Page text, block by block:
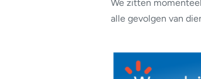
We zitten
alle gevolgen van